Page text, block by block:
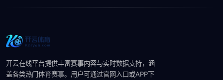
开云在线平台提供丰富赛事内容与实时数据支持，涵
盖各类热门体育赛事。用户可通过官网入口或APP下